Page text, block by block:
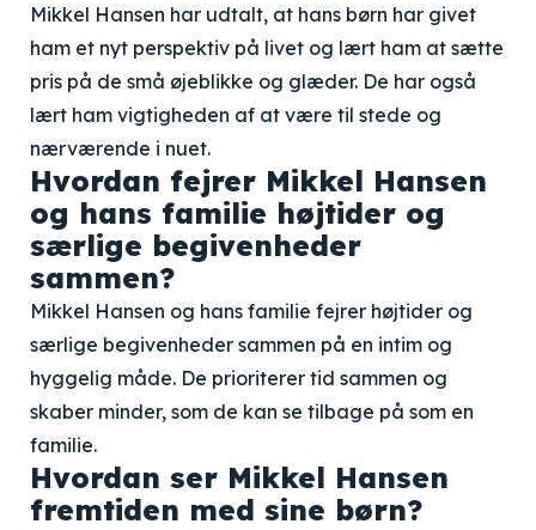
Mikkel Hansen har udtalt, at hans børn har givet
ham et nyt perspektiv på livet og lært ham at sætte
pris på de små øjeblikke og glæder. De har også
lært ham vigtigheden af at være til stede og
nærværende i nuet.
Hvordan fejrer Mikkel Hansen
og hans familie højtider og
særlige begivenheder
sammen?
Mikkel Hansen og hans familie fejrer højtider og
særlige begivenheder sammen på en intim og
hyggelig måde. De prioriterer tid sammen og
skaber minder, som de kan se tilbage på som en
familie.
Hvordan ser Mikkel Hansen
fremtiden med sine børn?